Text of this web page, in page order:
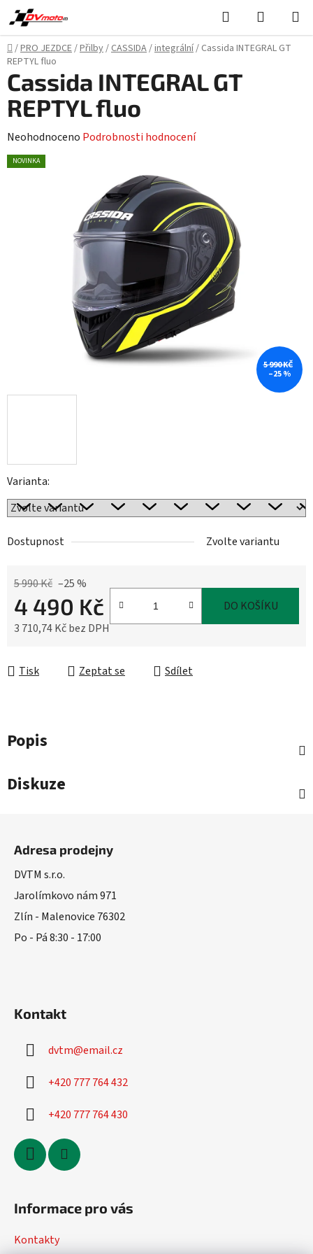
Přejít
na
obsah
Hledat
KOŠÍK
Domů
/PRO JEZDCE/Přilby/CASSIDA/integrální/ Cassida INTEGRAL GT
REPTYL fluo
Varianta:
Dostupnost Zvolte variantu
5 990 Kč –25 %
4 490 Kč
3 710,74 Kč bez DPH
DO KOŠÍKU
Tisk Zeptat se Sdílet
Cassida INTEGRAL GT
REPTYL fluo
Průměrné
hodnocení
Neohodnoceno Podrobnosti hodnocení
NOVINKA
5 990 KČ
–25 %
Popis
Diskuze
Adresa prodejny
DVTM s.r.o.
Jarolímkovo nám 971
Zlín - Malenovice 76302
Po - Pá 8:30 - 17:00
Kontakt
dvtm@email.cz
+420 777 764 432
+420 777 764 430
Informace pro vás
Kontakty